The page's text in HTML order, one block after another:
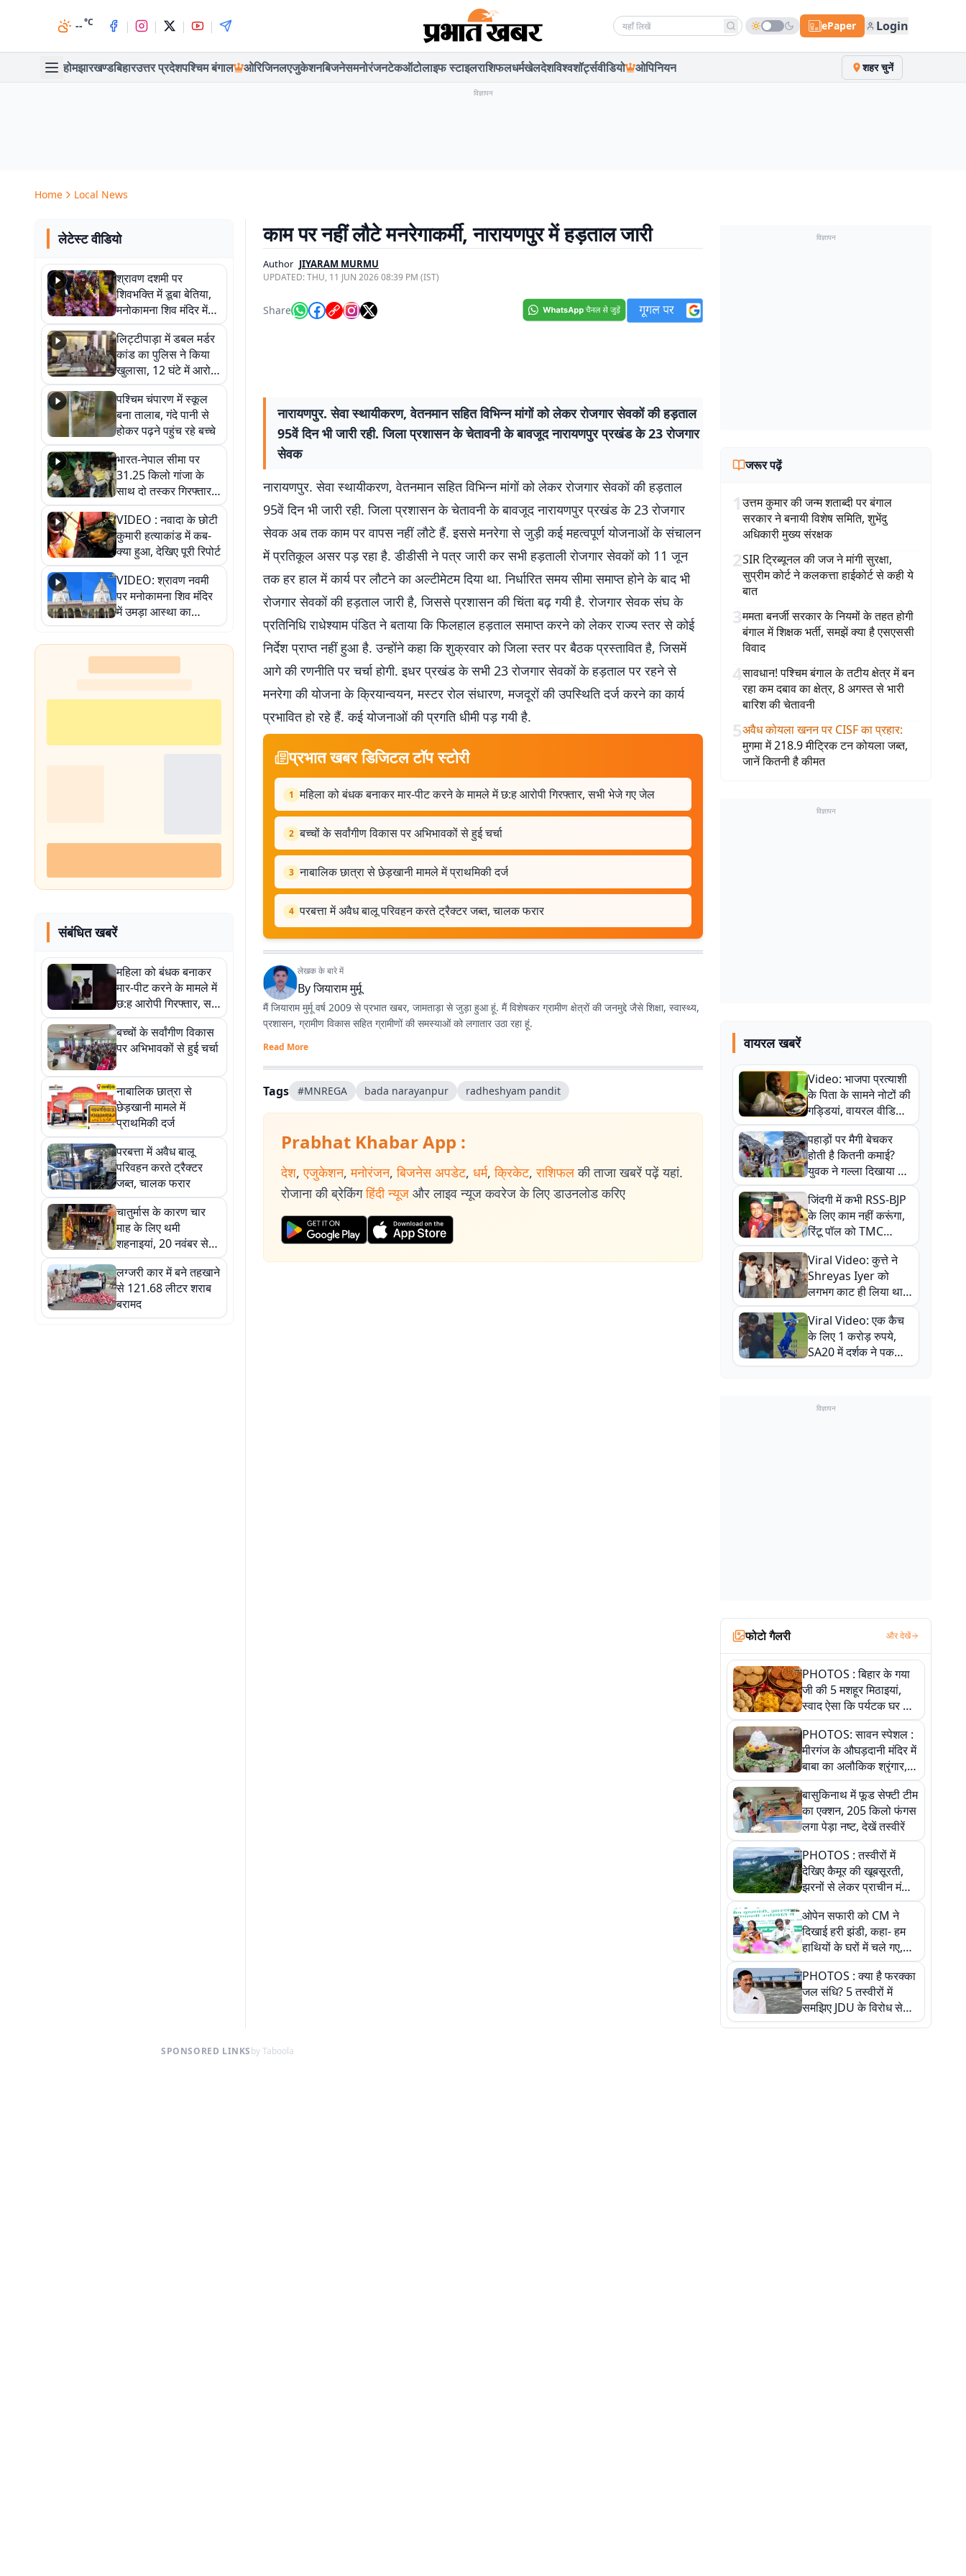
--°C | | | | Search news ePaper Login
होमझारखण्डबिहारउत्तर प्रदेशपश्चिम बंगाल ओरिजिनलएजुकेशनबिजनेसमनोरंजनटेकऑटोलाइफ स्टाइलराशिफलधर्मखेलदेशविश्वशॉर्ट्सवीडियो ओपिनियन शहर चुनें
विज्ञापन
Home Local News
लेटेस्ट वीडियो
श्रावण दशमी पर
शिवभक्ति में डूबा बेतिया,
मनोकामना शिव मंदिर में
हुआ भव्य श्रृंगार
लिट्टीपाड़ा में डबल मर्डर
कांड का पुलिस ने किया
खुलासा, 12 घंटे में आरोपी
गिरफ्तार
पश्चिम चंपारण में स्कूल
बना तालाब, गंदे पानी से
होकर पढ़ने पहुंच रहे बच्चे
भारत-नेपाल सीमा पर
31.25 किलो गांजा के
साथ दो तस्कर गिरफ्तार,
नेपाली नंबर की बाइक
जब्त
VIDEO : नवादा के छोटी
कुमारी हत्याकांड में कब-
क्या हुआ, देखिए पूरी रिपोर्ट
VIDEO: श्रावण नवमी
पर मनोकामना शिव मंदिर
में उमड़ा आस्था का
सैलाब, हर-हर महादेव के
जयघोष से गूंजा परिसर
संबंधित खबरें
महिला को बंधक बनाकर
मार-पीट करने के मामले में
छ:ह आरोपी गिरफ्तार, सभी
भेजे गए जेल
बच्चों के सर्वांगीण विकास
पर अभिभावकों से हुई चर्चा
नाबालिक छात्रा से
छेड़खानी मामले में
प्राथमिकी दर्ज
परबत्ता में अवैध बालू
परिवहन करते ट्रैक्टर
जब्त, चालक फरार
चातुर्मास के कारण चार
माह के लिए थमी
शहनाइयां, 20 नवंबर से
फिर गूंजेंगे विवाह के मंगल
गीत
लग्जरी कार में बने तहखाने
से 121.68 लीटर शराब
बरामद
काम पर नहीं लौटे मनरेगाकर्मी, नारायणपुर में हड़ताल जारी
Author JIYARAM MURMU
UPDATED:THU, 11 JUN 2026 08:39 PM (IST)
Share
नारायणपुर. सेवा स्थायीकरण, वेतनमान सहित विभिन्न मांगों को लेकर रोजगार सेवकों की हड़ताल
95वें दिन भी जारी रही. जिला प्रशासन के चेतावनी के बावजूद नारायणपुर प्रखंड के 23 रोजगार
सेवक
नारायणपुर. सेवा स्थायीकरण, वेतनमान सहित विभिन्न मांगों को लेकर रोजगार सेवकों की हड़ताल
95वें दिन भी जारी रही. जिला प्रशासन के चेतावनी के बावजूद नारायणपुर प्रखंड के 23 रोजगार
सेवक अब तक काम पर वापस नहीं लौटे हैं. इससे मनरेगा से जुड़ी कई महत्वपूर्ण योजनाओं के संचालन
में प्रतिकूल असर पड़ रहा है. डीडीसी ने पत्र जारी कर सभी हड़ताली रोजगार सेवकों को 11 जून
तक हर हाल में कार्य पर लौटने का अल्टीमेटम दिया था. निर्धारित समय सीमा समाप्त होने के बाद भी
रोजगार सेवकों की हड़ताल जारी है, जिससे प्रशासन की चिंता बढ़ गयी है. रोजगार सेवक संघ के
प्रतिनिधि राधेश्याम पंडित ने बताया कि फिलहाल हड़ताल समाप्त करने को लेकर राज्य स्तर से कोई
निर्देश प्राप्त नहीं हुआ है. उन्होंने कहा कि शुक्रवार को जिला स्तर पर बैठक प्रस्तावित है, जिसमें
आगे की रणनीति पर चर्चा होगी. इधर प्रखंड के सभी 23 रोजगार सेवकों के हड़ताल पर रहने से
मनरेगा की योजना के क्रियान्वयन, मस्टर रोल संधारण, मजदूरों की उपस्थिति दर्ज करने का कार्य
प्रभावित हो रहे हैं. कई योजनाओं की प्रगति धीमी पड़ गयी है.
प्रभात खबर डिजिटल टॉप स्टोरी
1 महिला को बंधक बनाकर मार-पीट करने के मामले में छ:ह आरोपी गिरफ्तार, सभी भेजे गए जेल
2 बच्चों के सर्वांगीण विकास पर अभिभावकों से हुई चर्चा
3 नाबालिक छात्रा से छेड़खानी मामले में प्राथमिकी दर्ज
4 परबत्ता में अवैध बालू परिवहन करते ट्रैक्टर जब्त, चालक फरार
लेखक के बारे में
Byजियाराम मुर्मू
मैं जियाराम मुर्मू वर्ष 2009 से प्रभात खबर, जामताड़ा से जुड़ा हुआ हूं. मैं विशेषकर ग्रामीण क्षेत्रों की जनमुद्दे जैसे शिक्षा, स्वास्थ्य,
प्रशासन, ग्रामीण विकास सहित ग्रामीणों की समस्याओं को लगातार उठा रहा हूं.
Read More
Tags #MNREGA bada narayanpur radheshyam pandit
Prabhat Khabar App :
देश, एजुकेशन, मनोरंजन, बिजनेस अपडेट, धर्म, क्रिकेट, राशिफल की ताजा खबरें पढ़ें यहां.
रोजाना की ब्रेकिंग हिंदी न्यूज और लाइव न्यूज कवरेज के लिए डाउनलोड करिए
विज्ञापन
जरूर पढ़ें
1उत्तम कुमार की जन्म शताब्दी पर बंगाल
सरकार ने बनायी विशेष समिति, शुभेंदु
अधिकारी मुख्य संरक्षक
2SIR ट्रिब्यूनल की जज ने मांगी सुरक्षा,
सुप्रीम कोर्ट ने कलकत्ता हाईकोर्ट से कही ये
बात
3ममता बनर्जी सरकार के नियमों के तहत होगी
बंगाल में शिक्षक भर्ती, समझें क्या है एसएससी
विवाद
4सावधान! पश्चिम बंगाल के तटीय क्षेत्र में बन
रहा कम दबाव का क्षेत्र, 8 अगस्त से भारी
बारिश की चेतावनी
5अवैध कोयला खनन पर CISF का प्रहार:
मुगमा में 218.9 मीट्रिक टन कोयला जब्त,
जानें कितनी है कीमत
विज्ञापन
वायरल खबरें
Video: भाजपा प्रत्याशी
के पिता के सामने नोटों की
गड्डियां, वायरल वीडियो
से राजनीति में उबाल,
अजित महतो बोले- TMC
की गंदी चाल
पहाड़ों पर मैगी बेचकर
होती है कितनी कमाई?
युवक ने गल्ला दिखाया तो
नौकरी वालों के खड़े हो गए
कान
जिंदगी में कभी RSS-BJP
के लिए काम नहीं करूंगा,
रिंटू पॉल को TMC
ऑफिस में ले जाकर पीटा,
Video वायरल
Viral Video: कुत्ते ने
Shreyas Iyer को
लगभग काट ही लिया था,
न्यूजीलैंड सीरीज से पहले
बाल-बाल बचे
Viral Video: एक कैच
के लिए 1 करोड़ रुपये,
SA20 में दर्शक ने पकड़ा
एक हाथ से गजब का कैच
विज्ञापन
फोटो गैलरी और देखें
PHOTOS : बिहार के गया
जी की 5 मशहूर मिठाइयां,
स्वाद ऐसा कि पर्यटक घर ले
जाना नहीं भूलते, तस्वीरों में
देखें
PHOTOS: सावन स्पेशल :
मीरगंज के औघड़दानी मंदिर में
बाबा का अलौकिक श्रृंगार,
तस्वीरों में देखें महादेव के कई
मनमोहक स्वरूप
बासुकिनाथ में फूड सेफ्टी टीम
का एक्शन, 205 किलो फंगस
लगा पेड़ा नष्ट, देखें तस्वीरें
PHOTOS : तस्वीरों में
देखिए कैमूर की खूबसूरती,
झरनों से लेकर प्राचीन मंदिरों
तक प्रकृति और आस्था का
अद्भुत संगम
ओपेन सफारी को CM ने
दिखाई हरी झंडी, कहा- हम
हाथियों के घरों में चले गए,
देखें तस्वीरें
PHOTOS : क्या है फरक्का
जल संधि? 5 तस्वीरों में
समझिए JDU के विरोध से
लेकर बिहार पर असर तक
SPONSORED LINKSby Taboola